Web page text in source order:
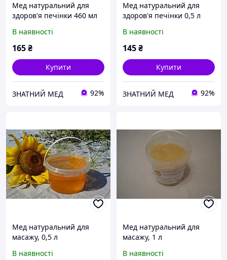
Мед натуральний для
здоров'я печінки 460 мл
В наявності
165₴
Купити
ЗНАТНИЙ МЕД 92%
Мед натуральний для
здоров'я печінки 0,5 л
В наявності
145₴
Купити
ЗНАТНИЙ МЕД 92%
Мед натуральний для
масажу, 0,5 л
В наявності
Мед натуральний для
масажу, 1 л
В наявності